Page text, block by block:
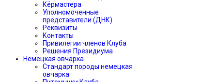
Кёрмастера
Уполномоченные
представители (ДНК)
Реквизиты
Контакты
Привилегии членов Клуба
Решения Президиума
Немецкая овчарка
Стандарт породы немецкая
овчарка